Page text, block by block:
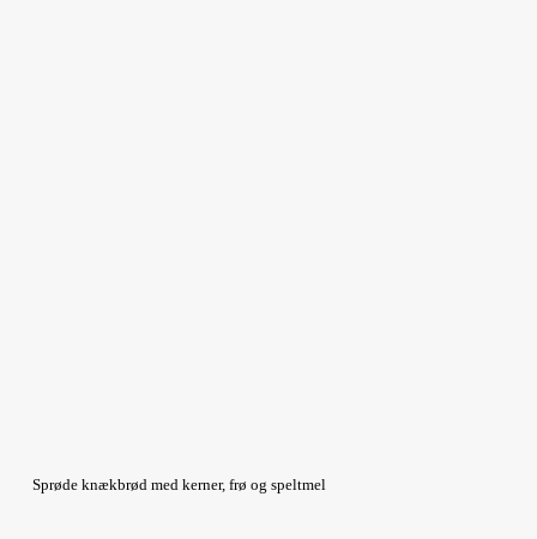
Sprøde knækbrød med kerner, frø og speltmel